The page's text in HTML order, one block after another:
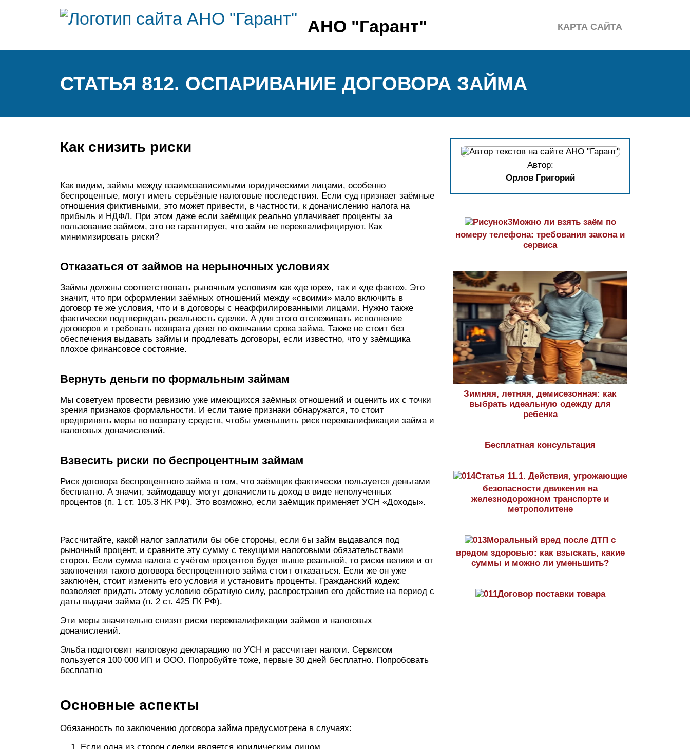
АНО "Гарант" КАРТА САЙТА
СТАТЬЯ 812. ОСПАРИВАНИЕ ДОГОВОРА ЗАЙМА
Как снизить риски
Как видим, займы между взаимозависимыми юридическими лицами, особенно
беспроцентые, могут иметь серьёзные налоговые последствия. Если суд признает заёмные
отношения фиктивными, это может привести, в частности, к доначислению налога на
прибыль и НДФЛ. При этом даже если заёмщик реально уплачивает проценты за
пользование займом, это не гарантирует, что займ не переквалифицируют. Как
минимизировать риски?
Отказаться от займов на нерыночных условиях
Займы должны со­ответствовать рыночным условиям как «де юре», так и «де факто». Это
значит, что при оформлении заёмных отношений между «сво­ими» мало включить в
договор те же условия, что и в договоры с неаффилированными лицами. Нужно также
фактически подтверждать реальность сделки. А для этого отслеживать исполнение
договоров и требовать возврата денег по окончании срока займа. Также не стоит без
обеспечения выдавать займы и продлевать договоры, если известно, что у заёмщика
плохое финансовое состояние.
Вернуть деньги по формальным займам
Мы советуем провести ревизию уже имеющихся заёмных отношений и оценить их с точки
зрения признаков формальности. И если такие признаки обнаружатся, то стоит
предпринять меры по возврату средств, чтобы уменьшить ри­ск переквалификации займа и
налоговых доначислений.
Взвесить риски по беспроцентным займам
Риск договора беспроцентного займа в том, что заёмщик фактически пользуется деньгами
бесплатно. А значит, займодавцу могут доначислить доход в виде неполученных
процентов (п. 1 ст. 105.3 НК РФ). Это возможно, если заёмщик применяет УСН «Доходы».
Рассчитайте, какой налог заплатили бы обе стороны, если бы займ выдавался под
рыночный процент, и сравните эту сумму с текущими налоговыми обязательствами
сторон. Если сумма налога с учётом процентов будет выше реальной, то риски велики и от
заклю­чения такого договора беспроцентного займа стоит отказаться. Если же он уже
заклю­чён, стоит изменить его условия и установить проценты. Гражданский кодекс
позволяет придать этому условию обратную силу, распространив его действие на период с
даты выдачи займа (п. 2 ст. 425 ГК РФ).
Эти меры значительно сни­зят риски переквалификации займов и на­логовых
доначислений.
Эльба подготовит налоговую декларацию по УСН и рассчитает налоги. Сервисом
пользуется 100 000 ИП и ООО. Попробуйте тоже, первые 30 дней бесплатно. Попробовать
бесплатно
Основные аспекты
Обязанность по заключению договора займа предусмотрена в случаях:
Автор:
Орлов Григорий
Можно ли взять заём по
номеру телефона: требования закона и
сервиса
Зимняя, летняя, демисезонная: как
выбрать идеальную одежду для
ребенка
Бесплатная консультация
Статья 11.1. Действия, угрожающие
безопасности движения на
железнодорожном транспорте и
метрополитене
Моральный вред после ДТП с
вредом здоровью: как взыскать, какие
суммы и можно ли уменьшить?
Договор поставки товара